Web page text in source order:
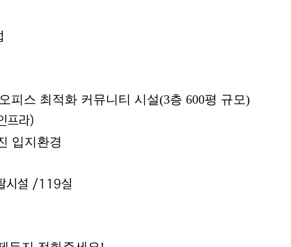
피스 최적화 커뮤니티 시설(3층 600평 규모)
프라)
입지환경
시설 /119실